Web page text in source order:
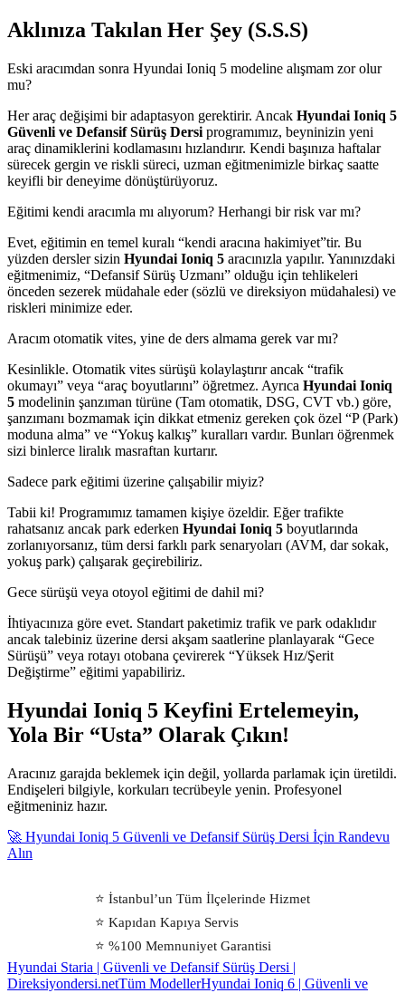
Aklınıza Takılan Her Şey (S.S.S)
Eski aracımdan sonra Hyundai Ioniq 5 modeline alışmam zor olur
mu?
Her araç değişimi bir adaptasyon gerektirir. Ancak Hyundai Ioniq 5
Güvenli ve Defansif Sürüş Dersi programımız, beyninizin yeni
araç dinamiklerini kodlamasını hızlandırır. Kendi başınıza haftalar
sürecek gergin ve riskli süreci, uzman eğitmenimizle birkaç saatte
keyifli bir deneyime dönüştürüyoruz.
Eğitimi kendi aracımla mı alıyorum? Herhangi bir risk var mı?
Evet, eğitimin en temel kuralı “kendi aracına hakimiyet”tir. Bu
yüzden dersler sizin Hyundai Ioniq 5 aracınızla yapılır. Yanınızdaki
eğitmenimiz, “Defansif Sürüş Uzmanı” olduğu için tehlikeleri
önceden sezerek müdahale eder (sözlü ve direksiyon müdahalesi) ve
riskleri minimize eder.
Aracım otomatik vites, yine de ders almama gerek var mı?
Kesinlikle. Otomatik vites sürüşü kolaylaştırır ancak “trafik
okumayı” veya “araç boyutlarını” öğretmez. Ayrıca Hyundai Ioniq
5 modelinin şanzıman türüne (Tam otomatik, DSG, CVT vb.) göre,
şanzımanı bozmamak için dikkat etmeniz gereken çok özel “P (Park)
moduna alma” ve “Yokuş kalkış” kuralları vardır. Bunları öğrenmek
sizi binlerce liralık masraftan kurtarır.
Sadece park eğitimi üzerine çalışabilir miyiz?
Tabii ki! Programımız tamamen kişiye özeldir. Eğer trafikte
rahatsanız ancak park ederken Hyundai Ioniq 5 boyutlarında
zorlanıyorsanız, tüm dersi farklı park senaryoları (AVM, dar sokak,
yokuş park) çalışarak geçirebiliriz.
Gece sürüşü veya otoyol eğitimi de dahil mi?
İhtiyacınıza göre evet. Standart paketimiz trafik ve park odaklıdır
ancak talebiniz üzerine dersi akşam saatlerine planlayarak “Gece
Sürüşü” veya rotayı otobana çevirerek “Yüksek Hız/Şerit
Değiştirme” eğitimi yapabiliriz.
Hyundai Ioniq 5 Keyfini Ertelemeyin,
Yola Bir “Usta” Olarak Çıkın!
Aracınız garajda beklemek için değil, yollarda parlamak için üretildi.
Endişeleri bilgiyle, korkuları tecrübeyle yenin. Profesyonel
eğitmeniniz hazır.
🚀 Hyundai Ioniq 5 Güvenli ve Defansif Sürüş Dersi İçin Randevu
Alın
⭐ İstanbul’un Tüm İlçelerinde Hizmet
⭐ Kapıdan Kapıya Servis
⭐ %100 Memnuniyet Garantisi
Hyundai Staria | Güvenli ve Defansif Sürüş Dersi |
Direksiyondersi.netTüm ModellerHyundai Ioniq 6 | Güvenli ve